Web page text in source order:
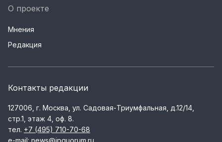
О проекте
Мнения
Редакция
Контакты редакции
127006, г. Москва, ул. Садовая-Триумфальная, д.12/14,
стр.1, этаж 4, оф. 8.
тел. +7 (495) 710-70-68
e-mail: news@ipquorum.ru